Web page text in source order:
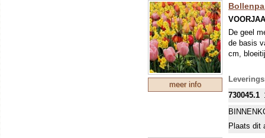
meer info
De geel
de basis
cm,
730045.1
Plaats dit